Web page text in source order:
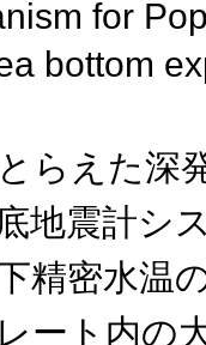
for
bottom
らえた深
地震計シ
精密水温
ート内の